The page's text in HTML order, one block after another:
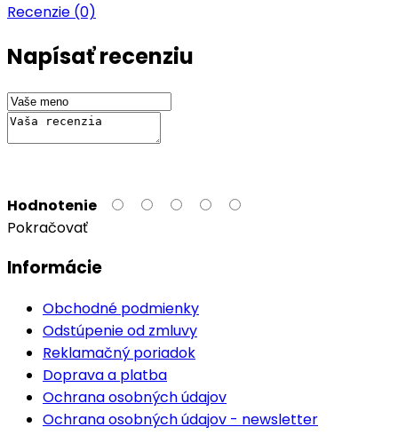
Recenzie (0)
Napísať recenziu
Hodnotenie
Pokračovať
Informácie
Obchodné podmienky
Odstúpenie od zmluvy
Reklamačný poriadok
Doprava a platba
Ochrana osobných údajov
Ochrana osobných údajov - newsletter